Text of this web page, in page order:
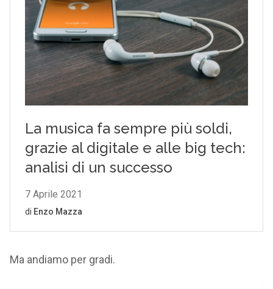
Ma andiamo per gradi.